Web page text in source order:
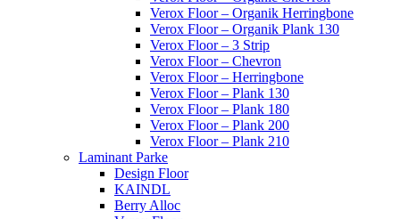
Verox Floor – Organik Herringbone
Verox Floor – Organik Plank 130
Verox Floor – 3 Strip
Verox Floor – Chevron
Verox Floor – Herringbone
Verox Floor – Plank 130
Verox Floor – Plank 180
Verox Floor – Plank 200
Verox Floor – Plank 210
Laminant Parke
Design Floor
KAINDL
Berry Alloc